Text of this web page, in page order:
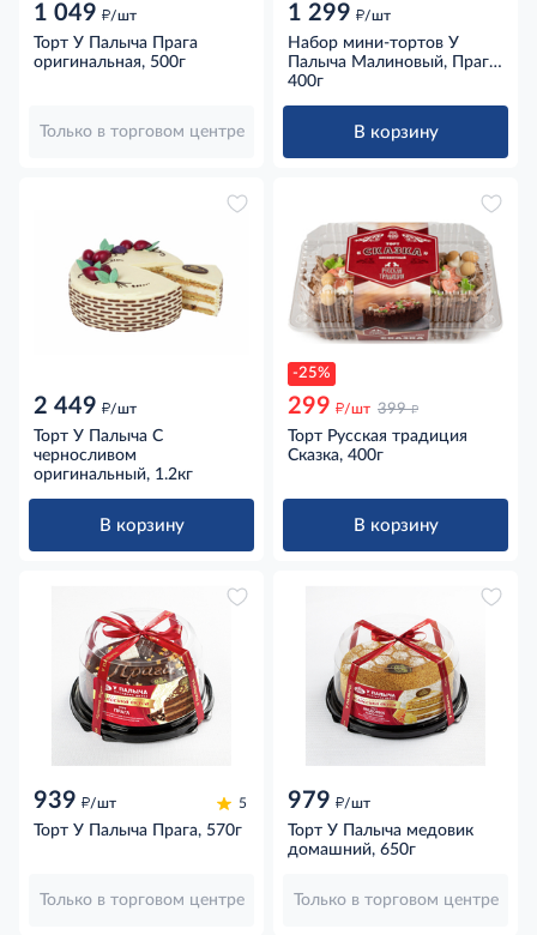
1 049 д/шт
Торт У Палыча Прага
оригинальная, 500г
Только в торговом центре
1 299 д/шт
Набор мини-тортов У
Палыча Малиновый, Прага,
Наполеон, Медовая
400г
В корзину
2 449 д/шт
Торт У Палыча С
черносливом
оригинальный, 1.2кг
В корзину
-25%
299 д/шт 399 д
Торт Русская традиция
Сказка, 400г
В корзину
939 д/шт 5
Торт У Палыча Прага, 570г
Только в торговом центре
979 д/шт
Торт У Палыча медовик
домашний, 650г
Только в торговом центре